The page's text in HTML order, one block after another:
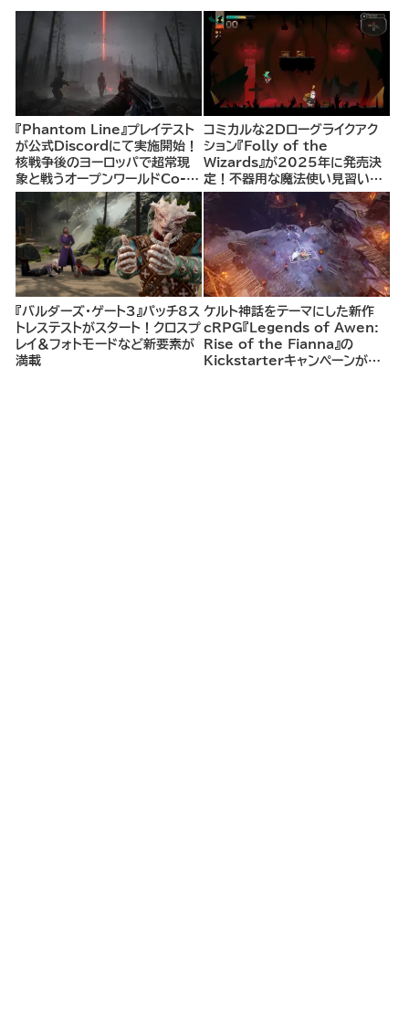
『Phantom Line』プレイテスト
が公式Discordにて実施開始！
核戦争後のヨーロッパで超常現
象と戦うオープンワールドCo-
opシューター
コミカルな2Dローグライクアク
ション『Folly of the
Wizards』が2025年に発売決
定！不器用な魔法使い見習いと
して、ランダム生成ダンジョンを
探索し、世界を救う冒険へ。
『バルダーズ・ゲート3』パッチ8ス
トレステストがスタート！クロスプ
レイ＆フォトモードなど新要素が
満載
ケルト神話をテーマにした新作
cRPG『Legends of Awen:
Rise of the Fianna』の
Kickstarterキャンペーンがま